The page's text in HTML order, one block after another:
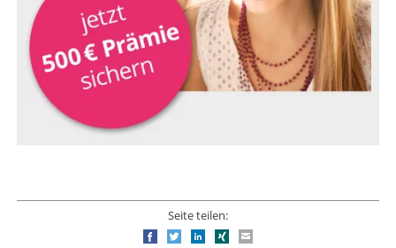
Seite teilen:
FacebookTwitterLinkedIn
Xing